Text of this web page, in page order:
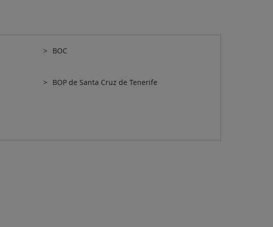
BOC
BOP de Santa Cruz de Tenerife